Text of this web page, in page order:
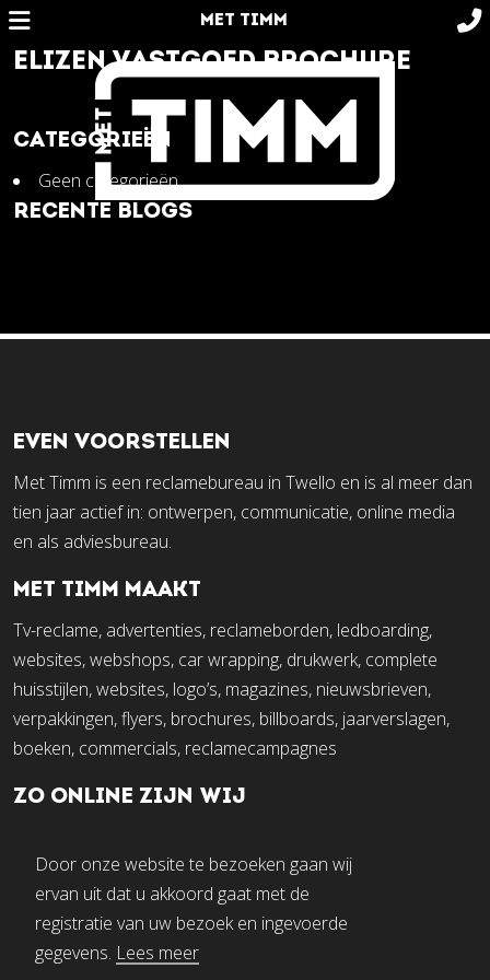
Door onze website te bezoeken gaan wij
ervan uit dat u akkoord gaat met de
registratie van uw bezoek en ingevoerde
gegevens. Lees meer
MET TIMM
ELIZEN VASTGOED BROCHURE
CATEGORIEËN
Geen categorieën
RECENTE BLOGS
EVEN VOORSTELLEN
Met Timm is een reclamebureau in Twello en is al meer dan
tien jaar actief in: ontwerpen, communicatie, online media
en als adviesbureau.
MET TIMM MAAKT
Tv-reclame, advertenties, reclameborden, ledboarding,
websites, webshops, car wrapping, drukwerk, complete
huisstijlen, websites, logo’s, magazines, nieuwsbrieven,
verpakkingen, flyers, brochures, billboards, jaarverslagen,
boeken, commercials, reclamecampagnes
ZO ONLINE ZIJN WIJ